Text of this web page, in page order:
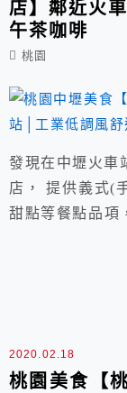
店】鄰近火
午茶咖啡
桃園
發現在中壢火車
店， 提供義式(
甜點等餐點品項
2020.02.18
桃園美食【